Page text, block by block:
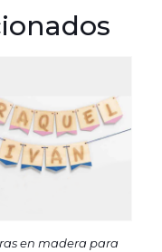
en madera para